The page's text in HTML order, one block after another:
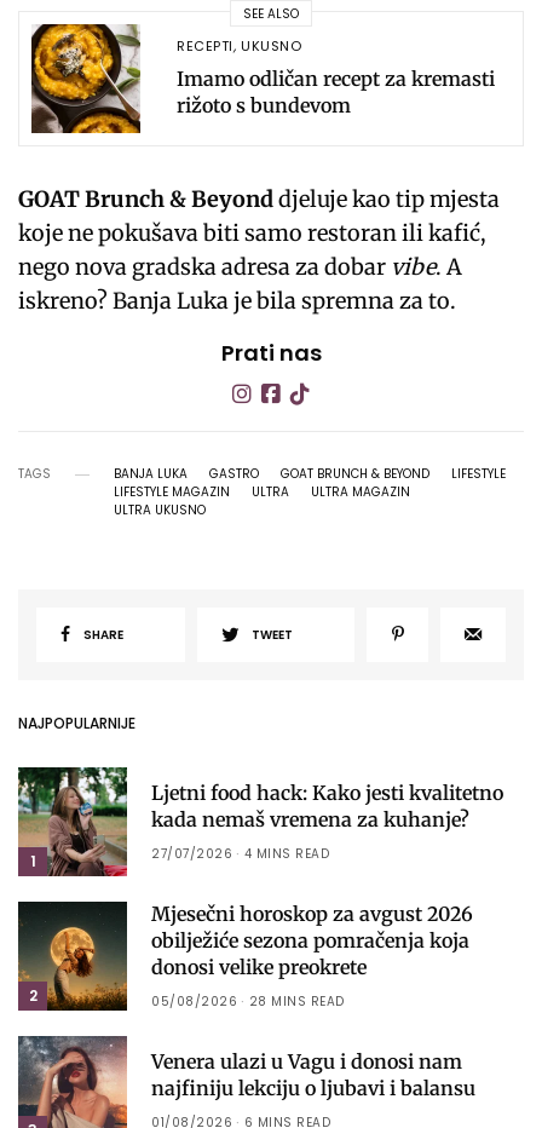
SEE ALSO
RECEPTI, UKUSNO
Imamo odličan recept za kremasti
rižoto s bundevom
GOAT Brunch & Beyonddjeluje kao tip mjesta
koje ne pokušava biti samo restoran ili kafić,
nego nova gradska adresa za dobar vibe. A
iskreno? Banja Luka je bila spremna za to.
Prati nas
TAGS BANJA LUKA GASTRO GOAT BRUNCH & BEYOND
LIFESTYLE
LIFESTYLE MAGAZIN
ULTRA
ULTRA MAGAZIN
ULTRA UKUSNO
SHARE TWEET
NAJPOPULARNIJE
1
Ljetni food hack: Kako jesti kvalitetno
kada nemaš vremena za kuhanje?
27/07/2026 4 MINS READ
2
Mjesečni horoskop za avgust 2026
obilježiće sezona pomračenja koja
donosi velike preokrete
05/08/2026 28 MINS READ
Venera ulazi u Vagu i donosi nam
najfiniju lekciju o ljubavi i balansu
01/08/2026 6 MINS READ